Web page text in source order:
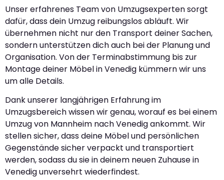
Unser erfahrenes Team von Umzugsexperten sorgt
dafür, dass dein Umzug reibungslos abläuft. Wir
übernehmen nicht nur den Transport deiner Sachen,
sondern unterstützen dich auch bei der Planung und
Organisation. Von der Terminabstimmung bis zur
Montage deiner Möbel in Venedig kümmern wir uns
um alle Details.
Dank unserer langjährigen Erfahrung im
Umzugsbereich wissen wir genau, worauf es bei einem
Umzug von Mannheim nach Venedig ankommt. Wir
stellen sicher, dass deine Möbel und persönlichen
Gegenstände sicher verpackt und transportiert
werden, sodass du sie in deinem neuen Zuhause in
Venedig unversehrt wiederfindest.